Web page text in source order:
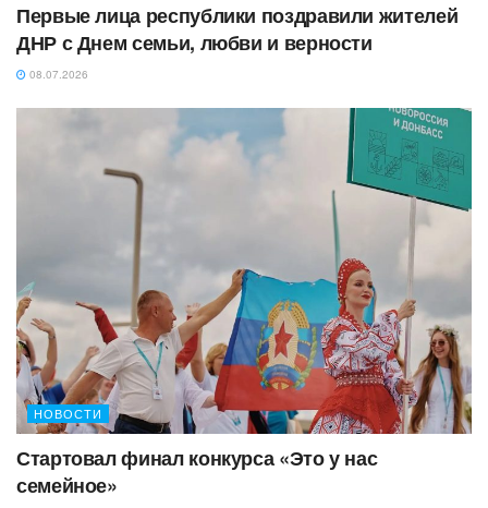
Первые лица республики поздравили жителей
ДНР с Днем семьи, любви и верности
08.07.2026
НОВОСТИ
Стартовал финал конкурса «Это у нас
семейное»